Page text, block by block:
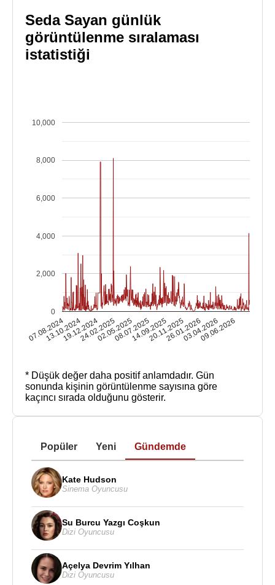
Seda Sayan günlük
görüntülenme sıralaması
istatistiği
07.08.2024
13.10.2024
19.12.2024
24.02.2025
02.05.2025
08.07.2025
14.09.2025
20.11.2025
26.01.2026
03.04.2026
09.06.2026
0
2,000
4,000
6,000
8,000
10,000
* Düşük değer daha positif anlamdadır. Gün
sonunda kişinin görüntülenme sayısına göre
kaçıncı sırada olduğunu gösterir.
Popüler Yeni Gündemde
Kate Hudson
Sinema Oyuncusu
Su Burcu Yazgı Coşkun
Dizi Oyuncusu
Açelya Devrim Yılhan
Dizi Oyuncusu